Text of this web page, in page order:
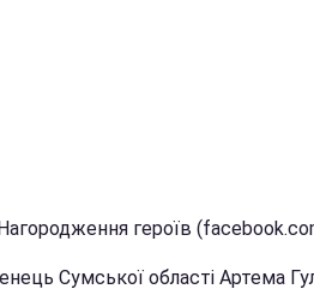
героїв
Сумської області Артема